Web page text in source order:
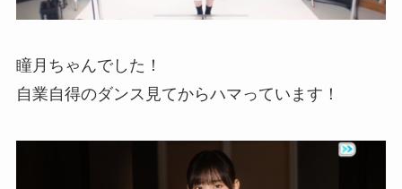
瞳月ちゃんでした！
自業自得のダンス見てからハマっています！